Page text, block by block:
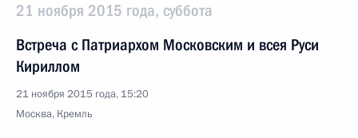
21 ноября 2015 года, суббота
Встреча с Патриархом Московским и всея Руси
Кириллом
21 ноября 2015 года, 15:20
Москва, Кремль